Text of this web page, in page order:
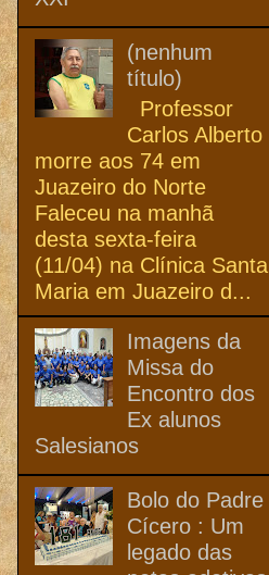
(nenhum
título)
Professor
Carlos Alberto
morre aos 74 em
Juazeiro do Norte
Faleceu na manhã
desta sexta-feira
(11/04) na Clínica Santa
Maria em Juazeiro d...
Imagens da
Missa do
Encontro dos
Ex alunos
Salesianos
Bolo do Padre
Cícero : Um
legado das